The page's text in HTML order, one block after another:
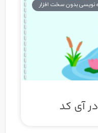
نویسی بدون سخت افزار
آی کد